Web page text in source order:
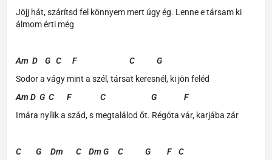
Jöjj hát, szárítsd fel könnyem mert úgy ég. Lenne e társam ki
álmom érti még
Am D G C F C G
Sodor a vágy mint a szél, társat keresnél, ki jön feléd
Am D G C F C G F
Imára nyílik a szád, s megtalálod őt. Régóta vár, karjába zár
C G Dm C Dm G C G F C